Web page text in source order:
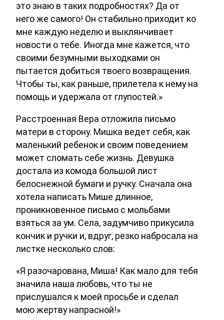
это знаю в таких подробностях? Да от
него же самого! Он стабильно приходит ко
мне каждую неделю и выклянчивает
новости о тебе. Иногда мне кажется, что
своими безумными выходками он
пытается добиться твоего возвращения.
Чтобы ты, как раньше, прилетела к нему на
помощь и удержала от глупостей.»
Расстроенная Вера отложила письмо
матери в сторону. Мишка ведет себя, как
маленький ребенок и своим поведением
может сломать себе жизнь. Девушка
достала из комода большой лист
белоснежной бумаги и ручку. Сначала она
хотела написать Мише длинное,
проникновенное письмо с мольбами
взяться за ум. Села, задумчиво прикусила
кончик и ручки и, вдруг, резко набросала на
листке несколько слов:
«Я разочарована, Миша! Как мало для тебя
значила наша любовь, что ты не
прислушался к моей просьбе и сделал
мою жертву напрасной!»